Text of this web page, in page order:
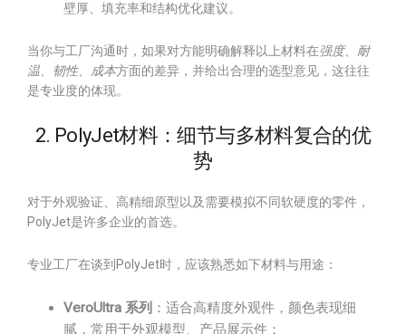
壁厚、填充率和结构优化建议。
当你与工厂沟通时，如果对方能明确解释以上材料在强度、耐
温、韧性、成本方面的差异，并给出合理的选型意见，这往往
是专业度的体现。
2. PolyJet材料：细节与多材料复合的优
势
对于外观验证、高精细原型以及需要模拟不同软硬度的零件，
PolyJet是许多企业的首选。
专业工厂在谈到PolyJet时，应该熟悉如下材料与用途：
VeroUltra 系列 ：适合高精度外观件，颜色表现细
腻，常用于外观模型、产品展示件；